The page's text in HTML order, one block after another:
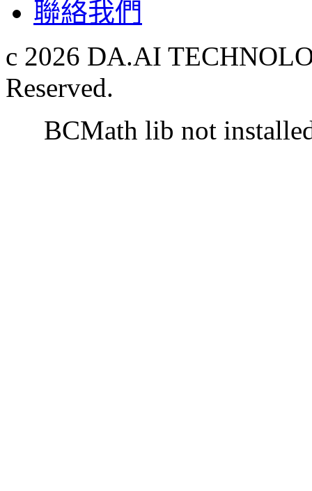
聯絡我們
c 2026 DA.AI
Reserved.
BCMath lib not